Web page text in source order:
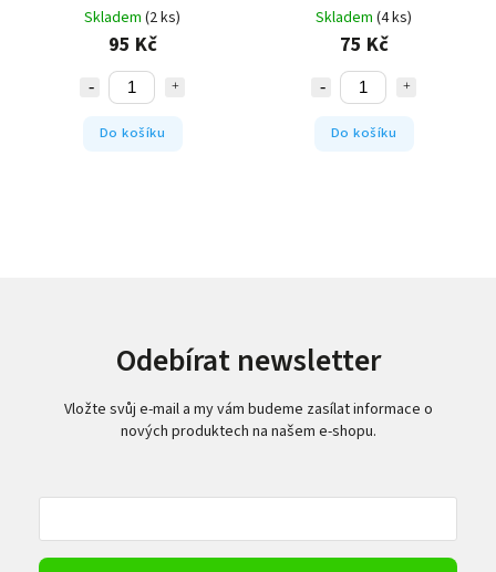
Skladem (2 ks)
95 Kč
Do košíku
Skladem (4 ks)
75 Kč
Do košíku
Odebírat newsletter
Vložte svůj e-mail a my vám budeme zasílat informace o
nových produktech na našem e-shopu.